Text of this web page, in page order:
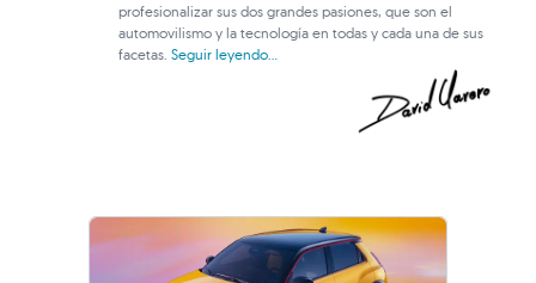
profesionalizar sus dos grandes pasiones, que son el
automovilismo y la tecnología en todas y cada una de sus
facetas.Seguir leyendo...